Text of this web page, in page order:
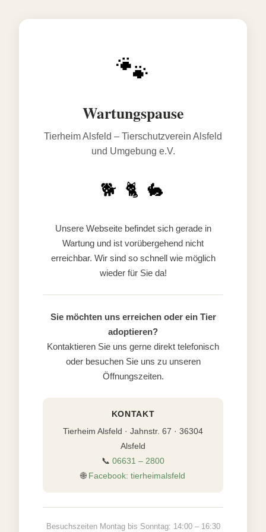
🐾
Wartungspause
Tierheim Alsfeld – Tierschutzverein Alsfeld
und Umgebung e.V.
🐕 🐈 🐇
Unsere Webseite befindet sich gerade in
Wartung und ist vorübergehend nicht
erreichbar. Wir sind so schnell wie möglich
wieder für Sie da!
Sie möchten uns erreichen oder ein Tier
adoptieren?
Kontaktieren Sie uns gerne direkt telefonisch
oder besuchen Sie uns zu unseren
Öffnungszeiten.
KONTAKT
Tierheim Alsfeld · Jahnstr. 67 · 36304
Alsfeld
📞 06631 – 2800
🌐 Facebook: tierheimalsfeld
Besuchszeiten Montag bis Sonntag: 14:00 – 16:30